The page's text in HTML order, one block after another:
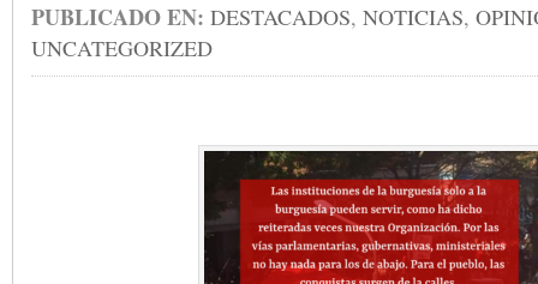
PUBLICADO EN: DESTACADOS, NOTICIAS,
UNCATEGORIZED